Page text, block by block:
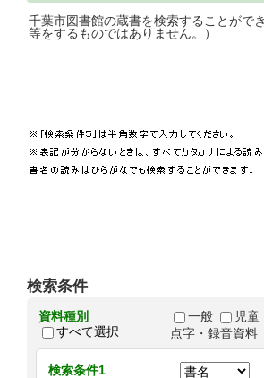
千葉市図書館の蔵書を検
等をするものではありません。）
検索条件
資料種別
すべて選択
一般 児童
点字・録音資料
検索条件1